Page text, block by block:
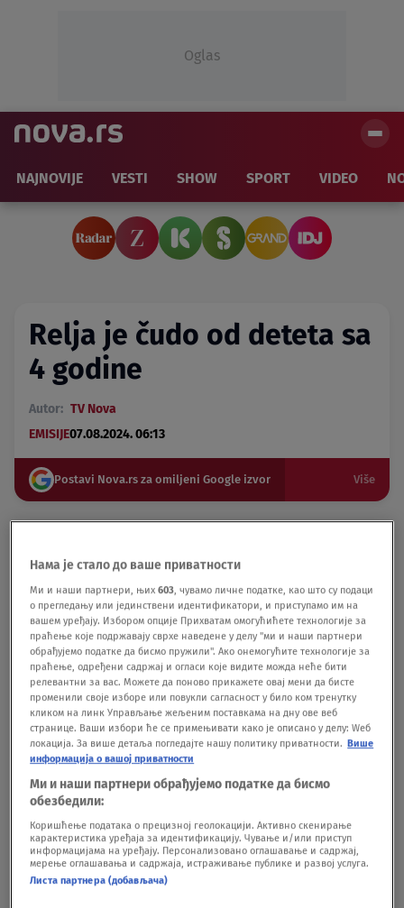
Oglas
NAJNOVIJE VESTI SHOW SPORT VIDEO
Relja je čudo od deteta sa
4 godine
Autor: TV Nova
EMISIJE07.08.2024. 06:13
Postavi Nova.rs za omiljeni Google izvor Više
sa samo dve godine počeo da čita i piše. Sa
sadašnje četiri godine, ume da nabroji sve glavne
gradove sveta, množi, deli, sabira i oduzima. I to su
samo neke od veština, koje od malih nogu ukazuju
da je reč o malcu genijalcu.
Podeli vest:
Нама је стало до ваше приватности
Ми и наши партнери, њих603, чувамо личне податке, као што су подаци
о прегледању или јединствени идентификатори, и приступамо им на
вашем уређају. Избором опције Прихватам омогућићете технологије за
праћење које подржавају сврхе наведене у делу "ми и наши партнери
обрађујемо податке да бисмо пружили". Ако онемогућите технологије за
праћење, одређени садржај и огласи које видите можда неће бити
релевантни за вас. Можете да поново прикажете овај мени да бисте
променили своје изборе или повукли сагласност у било ком тренутку
кликом на линк Управљање жељеним поставкама на дну ове веб
странице. Ваши избори ће се примењивати како је описано у делу: Wеб
локација. За више детаља погледајте нашу политику приватности. Више
информација о вашој приватности
Ми и наши партнери обрађујемо податке да бисмо
обезбедили:
Коришћење података о прецизној геолокацији. Активно скенирање
карактеристика уређаја за идентификацију. Чување и/или приступ
информацијама на уређају. Персонализовано оглашавање и садржај,
мерење оглашавања и садржаја, истраживање публике и развој услуга.
Листа партнера (добављача)